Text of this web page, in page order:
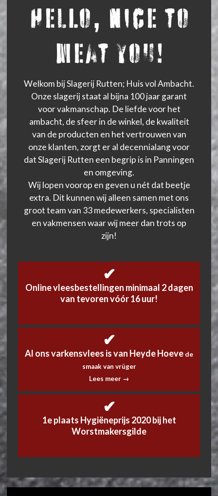
Hello, nice to
meat you!
Welkom bij Slagerij Rutten; Huis vol Ambacht.
Onze slagerij staat al bijna 100 jaar garant
voor vakmanschap. De liefde voor het
ambacht, de sfeer in de winkel, de kwaliteit
van de producten en het vertrouwen van
onze klanten, zorgt er al decennialang voor
dat Slagerij Rutten een begrip is in Panningen
en omgeving.
Wij lopen voorop en geven u nét dat beetje
extra. Dit kunnen wij alleen samen met ons
groot team van 33 medewerkers, specialisten
en vakmensen waar wij meer dan trots op
zijn!
✔
Online vleesbestellingen minimaal 2 dagen
van tevoren vóór 16 uur!
✔
Al ons varkensvlees is van Heyde Hoeve de
smaak van vrüger
Lees meer →
✔
1e plaats Hygiëneprijs 2020 bij het
Worstmakersgilde